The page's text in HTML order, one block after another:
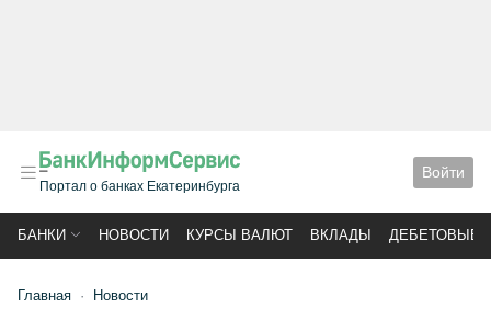
Портал о банках Екатеринбурга
Войти
БАНКИ НОВОСТИ КУРСЫ ВАЛЮТ ВКЛАДЫ ДЕБЕТОВЫЕ
Главная Новости